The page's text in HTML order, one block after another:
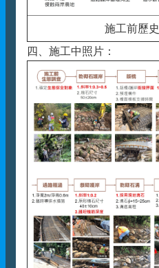
施工前歷
四、施工中照片：